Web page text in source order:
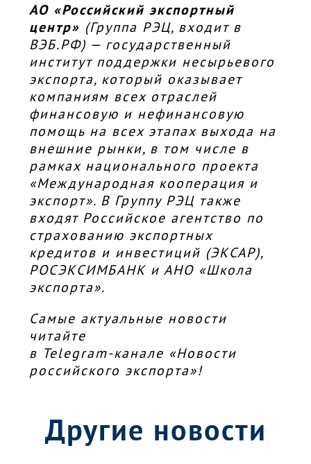
АО «Российский экспортный
центр» (Группа РЭЦ, входит в
ВЭБ.РФ) — государственный
институт поддержки несырьевого
экспорта, который оказывает
компаниям всех отраслей
финансовую и нефинансовую
помощь на всех этапах выхода на
внешние рынки, в том числе в
рамках национального проекта
«Международная кооперация и
экспорт». В Группу РЭЦ также
входят Российское агентство по
страхованию экспортных
кредитов и инвестиций (ЭКСАР),
РОСЭКСИМБАНК и АНО «Школа
экспорта».
Самые актуальные новости
читайте
в Telegram-канале «Новости
российского экспорта»!
Другие новости